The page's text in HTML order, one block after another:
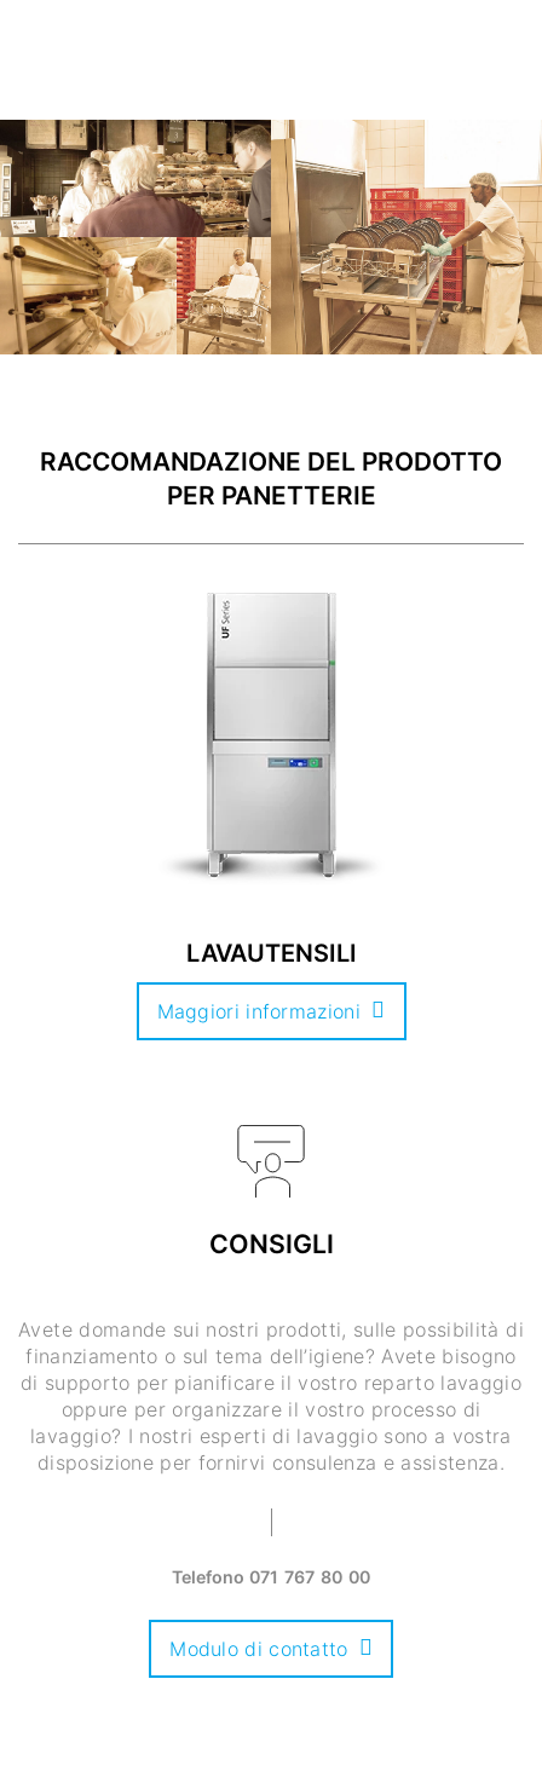
RACCOMANDAZIONE DEL PRODOTTO
PER PANETTERIE
LAVAUTENSILI
Maggiori informazioni
CONSIGLI
Avete domande sui nostri prodotti, sulle possibilità di
finanziamento o sul tema dell’igiene? Avete bisogno
di supporto per pianificare il vostro reparto lavaggio
oppure per organizzare il vostro processo di
lavaggio? I nostri esperti di lavaggio sono a vostra
disposizione per fornirvi consulenza e assistenza.
Telefono 071 767 80 00
Modulo di contatto